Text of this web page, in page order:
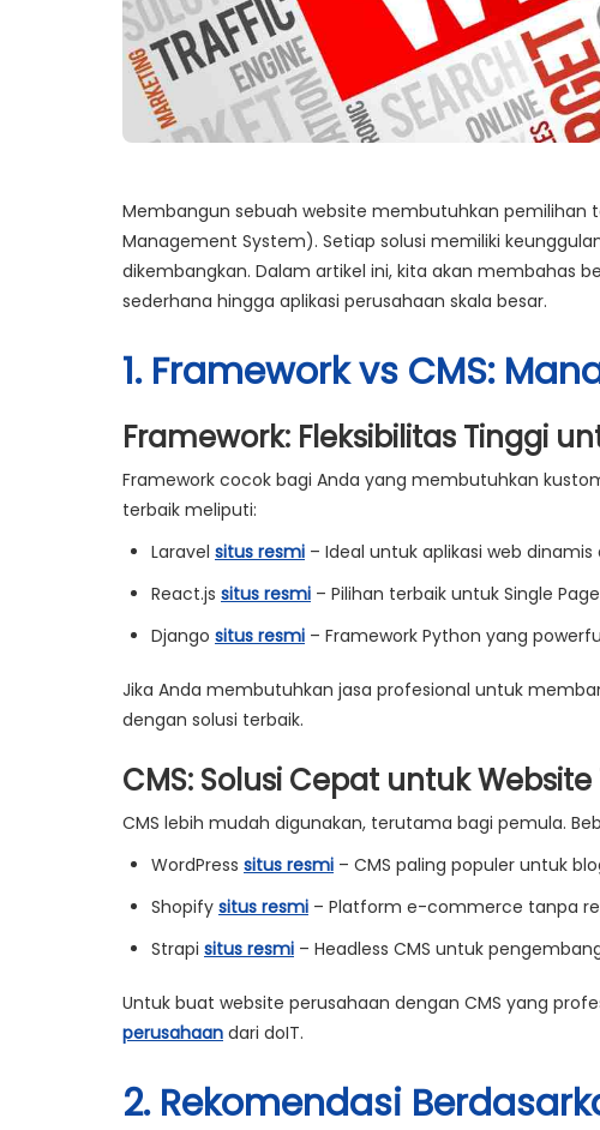
Membangun sebuah website membutuhkan pemilihan
Management System). Setiap solusi memiliki
dikembangkan. Dalam artikel ini, kita akan membahas
sederhana hingga aplikasi perusahaan skala besar.
1. Framework vs CMS:
Framework: Fleksibilitas Tinggi
Framework cocok bagi Anda yang membutuhkan
terbaik meliputi:
Laravel situs resmi – Ideal untuk aplikasi web
React.js situs resmi – Pilihan terbaik untuk Single
Django situs resmi – Framework Python yang
Jika Anda membutuhkan jasa profesional untuk
dengan solusi terbaik.
CMS: Solusi Cepat untuk
CMS lebih mudah digunakan, terutama bagi pemula.
WordPress situs resmi – CMS paling populer untuk
Shopify situs resmi – Platform e-commerce tanpa
Strapi situs resmi – Headless CMS untuk
Untuk buat website perusahaan dengan CMS yang
perusahaan dari doIT.
2. Rekomendasi